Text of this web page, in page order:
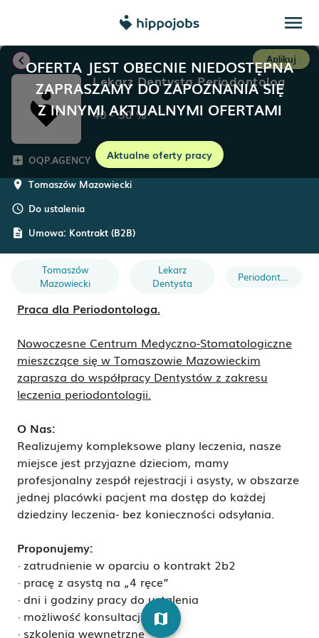
menu
OFERTA JEST OBECNIE NIEDOSTĘPNA
ZAPRASZAMY DO ZAPOZNANIA SIĘ
Z INNYMI AKTUALNYMI OFERTAMI
Aktualne oferty pracy
chevron_left Aplikuj
Lekarz Dentysta Periodontolog
40-50%
add_box OQP.AGENCY
room Tomaszów Mazowiecki
schedule Do ustalenia
description Umowa: Kontrakt (B2B)
Tomaszów
Mazowiecki
Lekarz
Dentysta
Praca dla Periodontologa.
Nowoczesne Centrum Medyczno-Stomatologiczne
mieszczące się w Tomaszowie Mazowieckim
zaprasza do współpracy Dentystów z zakresu
leczenia periodontologii.
O Nas:
Realizujemy kompleksowe plany leczenia, nasze
miejsce jest przyjazne dzieciom, mamy
profesjonalny zespół rejestracji i asysty, w obszarze
jednej placówki pacjent ma dostęp do każdej
dziedziny leczenia- bez konieczności odsyłania.
Proponujemy:
· zatrudnienie w oparciu o kontrakt 2b2
· pracę z asystą na „4 ręce”
· dni i godziny pracy do ustalenia
· możliwość konsultacji
· szkolenia wewnętrzne
map